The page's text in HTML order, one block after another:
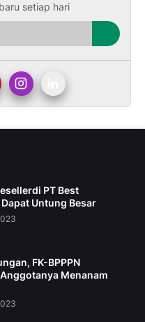
setiap hari
PT Best
Untung Besar
FK-BPPPN
Menanam